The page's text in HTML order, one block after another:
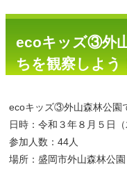
ecoキッズ③外
ちを観察しよう
ecoキッズ③外山森林公園
日時：令和３年８月５日
参加人数：44人
場所：盛岡市外山森林公園